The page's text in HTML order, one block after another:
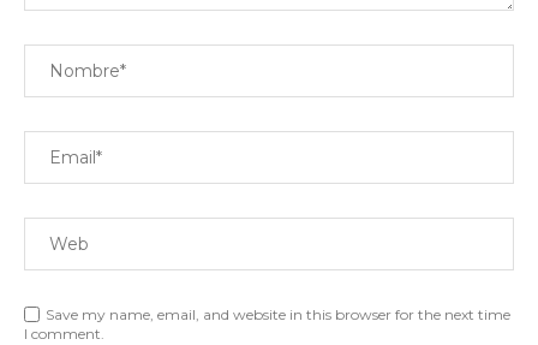
Save my name, email, and website in this browser for the next time
I comment.